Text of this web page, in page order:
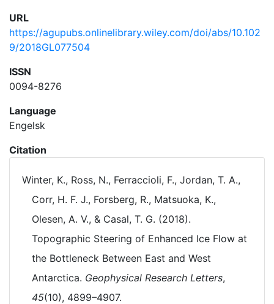
URL
https://agupubs.onlinelibrary.wiley.com/doi/abs/10.102
9/2018GL077504
ISSN
0094-8276
Language
Engelsk
Citation
Winter, K., Ross, N., Ferraccioli, F., Jordan, T. A.,
Corr, H. F. J., Forsberg, R., Matsuoka, K.,
Olesen, A. V., & Casal, T. G. (2018).
Topographic Steering of Enhanced Ice Flow at
the Bottleneck Between East and West
Antarctica. Geophysical Research Letters,
45(10), 4899–4907.